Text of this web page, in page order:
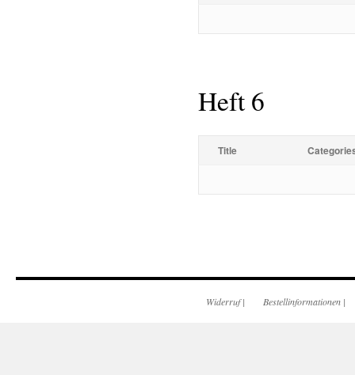
Heft 6
Title
Widerruf| Bestellinformationen |